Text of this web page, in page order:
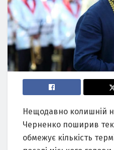
Нещодавно колишній
Черненко поширив
обмежує кількість